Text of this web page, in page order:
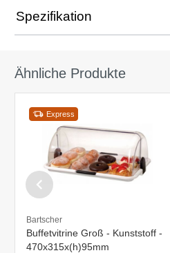
Spezifikation
Ähnliche Produkte
Express
Bartscher
Buffetvitrine Groß - Kunststoff -
470x315x(h)95mm